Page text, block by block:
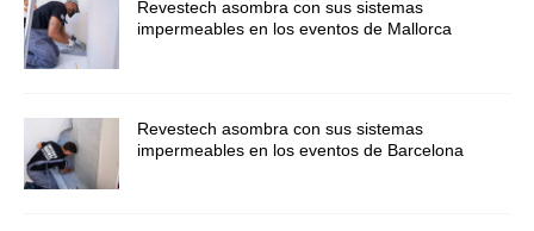
Revestech asombra con sus sistemas
impermeables en los eventos de Mallorca
Revestech asombra con sus sistemas
impermeables en los eventos de Barcelona